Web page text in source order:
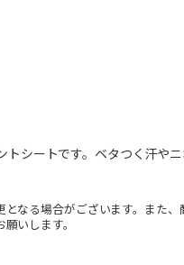
シートです。ベタつく汗や
なる場合がございます。また
いします。